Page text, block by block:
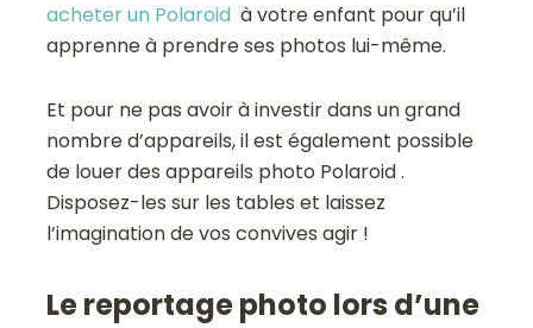
acheter un Polaroid à votre enfant pour qu’il
apprenne à prendre ses photos lui-même.
Et pour ne pas avoir à investir dans un grand
nombre d’appareils, il est également possible
de louer des appareils photo Polaroid .
Disposez-les sur les tables et laissez
l’imagination de vos convives agir !
Le reportage photo lors d’une